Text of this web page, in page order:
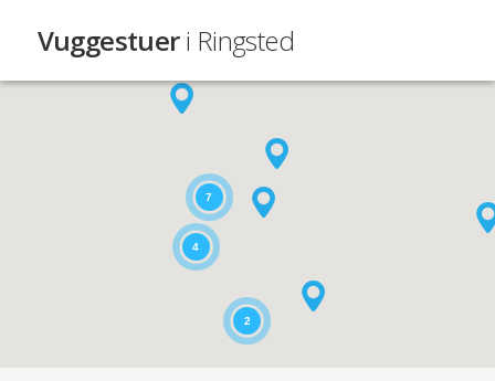
Vuggestueri Ringsted
7
2
4